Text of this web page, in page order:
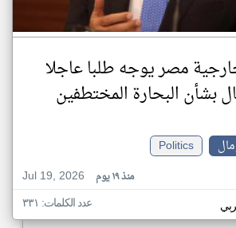
مصر يوجه طلبا عاجلا
بشأن البحارة المختطفين
Politics
Jul 19, 2026
منذ ١٩ يوم
عدد الكلمات: ٣٣١